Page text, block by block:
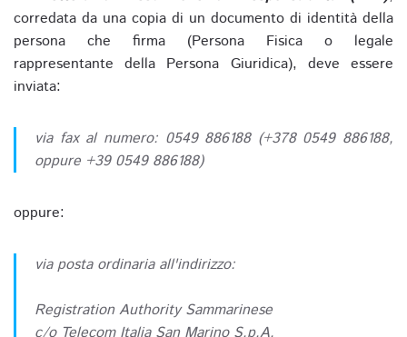
corredata da una copia di un documento di identità della
persona che firma (Persona Fisica o legale
rappresentante della Persona Giuridica), deve essere
inviata:
via fax al numero: 0549 886188 (+378 0549 886188,
oppure +39 0549 886188)
oppure:
via posta ordinaria all'indirizzo:
Registration Authority Sammarinese